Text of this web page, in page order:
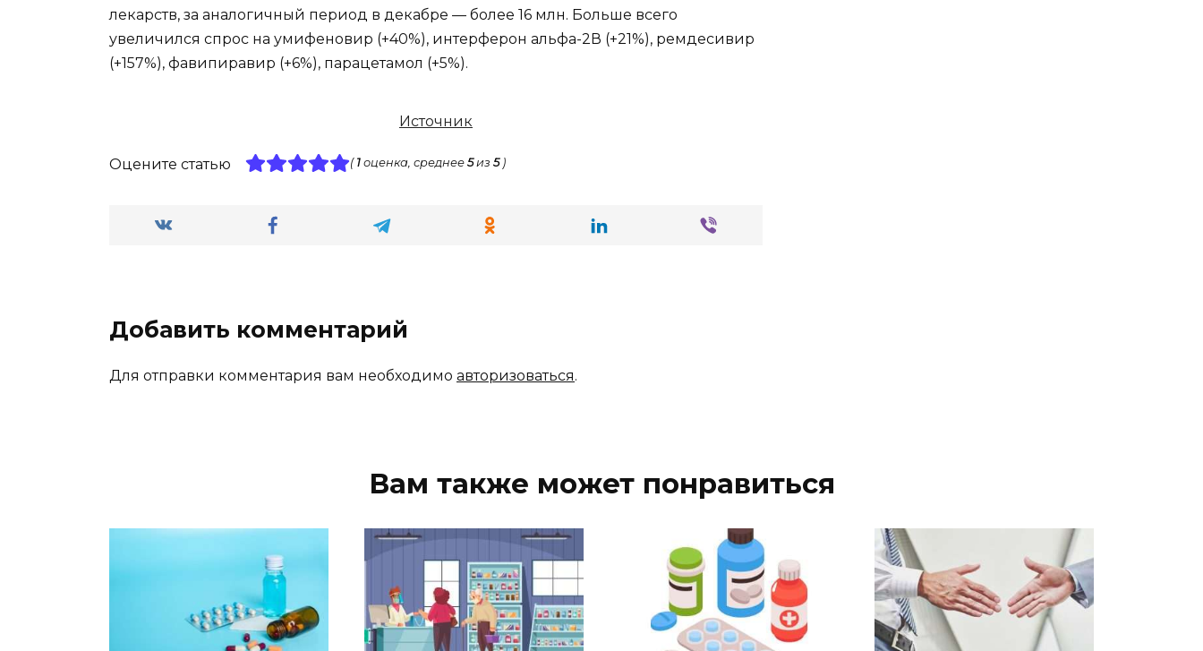
лекарств, за аналогичный период в декабре — более 16 млн. Больше всего
увеличился спрос на умифеновир (+40%), интерферон альфа-2В (+21%), ремдесивир
(+157%), фавипиравир (+6%), парацетамол (+5%).
Источник
Оцените статью ( 1оценка, среднее 5из 5)
Добавить комментарий
Для отправки комментария вам необходимо авторизоваться.
Вам также может понравиться